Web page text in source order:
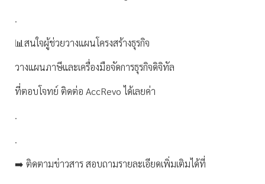
.
📊สนใจผู้ช่วยวางแผนโครงสร้างธุรกิจ
วางแผนภาษีและเครื่องมือจัดการธุรกิจดิจิทัล
ที่ตอบโจทย์ ติดต่อ AccRevo ได้เลยค่า
.
.
➡️ ติดตามข่าวสาร สอบถามรายละเอียดเพิ่มเติมได้ที่